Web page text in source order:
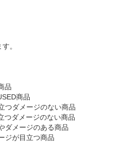
。
品
商品
つダメージのない商品
つダメージのない商品
ダメージのある商品
ジが目立つ商品